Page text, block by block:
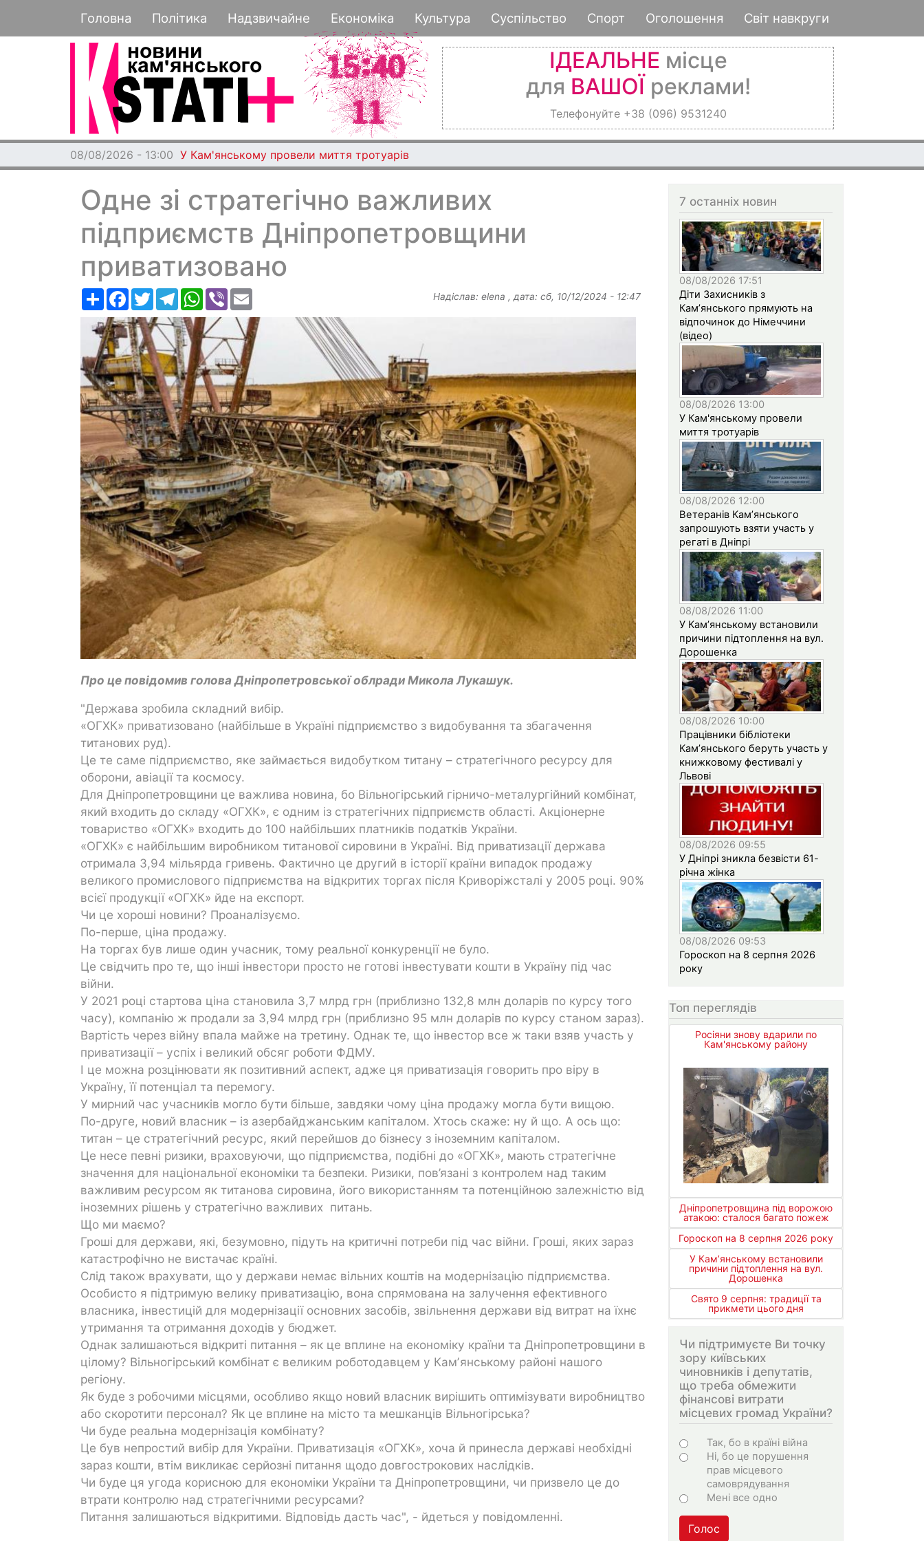
до
основного
Основная навигация
Головна Політика Надзвичайне Економіка Культура Суспільство Спорт Оголошення Світ навкруги
ІДЕАЛЬНЕ місце
для ВАШОЇ реклами!
Телефонуйте +38 (096) 9531240
08/08/2026 - 13:00 У Кам'янському провели миття тротуарів
Одне зі стратегічно важливих
підприємств Дніпропетровщини
приватизовано
РесурсFacebook
TwitterTelegramWhatsApp
Viber Надіслав: elena , дата: сб, 10/12/2024 - 12:47
Про це повідомив голова Дніпропетровської облради Микола Лукашук.
"Держава зробила складний вибір.
«ОГХК» приватизовано (найбільше в Україні підприємство з видобування та збагачення
титанових руд).
Це те саме підприємство, яке займається видобутком титану – стратегічного ресурсу для
оборони, авіації та космосу.
Для Дніпропетровщини це важлива новина, бо Вільногірський гірничо-металургійний комбінат,
який входить до складу «ОГХК», є одним із стратегічних підприємств області. Акціонерне
товариство «ОГХК» входить до 100 найбільших платників податків України.
«ОГХК» є найбільшим виробником титанової сировини в Україні. Від приватизації держава
отримала 3,94 мільярда гривень. Фактично це другий в історії країни випадок продажу
великого промислового підприємства на відкритих торгах після Криворіжсталі у 2005 році. 90%
всієї продукції «ОГХК» йде на експорт.
Чи це хороші новини? Проаналізуємо.
По-перше, ціна продажу.
На торгах був лише один учасник, тому реальної конкуренції не було.
Це свідчить про те, що інші інвестори просто не готові інвестувати кошти в Україну під час
війни.
У 2021 році стартова ціна становила 3,7 млрд грн (приблизно 132,8 млн доларів по курсу того
часу), компанію ж продали за 3,94 млрд грн (приблизно 95 млн доларів по курсу станом зараз).
Вартість через війну впала майже на третину. Однак те, що інвестор все ж таки взяв участь у
приватизації – успіх і великий обсяг роботи ФДМУ.
І це можна розцінювати як позитивний аспект, адже ця приватизація говорить про віру в
Україну, її потенціал та перемогу.
У мирний час учасників могло бути більше, завдяки чому ціна продажу могла бути вищою.
По-друге, новий власник – із азербайджанським капіталом. Хтось скаже: ну й що. А ось що:
титан – це стратегічний ресурс, який перейшов до бізнесу з іноземним капіталом.
Це несе певні ризики, враховуючи, що підприємства, подібні до «ОГХК», мають стратегічне
значення для національної економіки та безпеки. Ризики, пов’язані з контролем над таким
важливим ресурсом як титанова сировина, його використанням та потенційною залежністю від
іноземних рішень у стратегічно важливих питань.
Що ми маємо?
Гроші для держави, які, безумовно, підуть на критичні потреби під час війни. Гроші, яких зараз
катастрофічно не вистачає країні.
Слід також врахувати, що у держави немає вільних коштів на модернізацію підприємства.
Особисто я підтримую велику приватизацію, вона спрямована на залучення ефективного
власника, інвестицій для модернізації основних засобів, звільнення держави від витрат на їхнє
утримання та отримання доходів у бюджет.
Однак залишаються відкриті питання – як це вплине на економіку країни та Дніпропетровщини в
цілому? Вільногірський комбінат є великим роботодавцем у Камʼянському районі нашого
регіону.
Як буде з робочими місцями, особливо якщо новий власник вирішить оптимізувати виробництво
або скоротити персонал? Як це вплине на місто та мешканців Вільногірська?
Чи буде реальна модернізація комбінату?
Це був непростий вибір для України. Приватизація «ОГХК», хоча й принесла державі необхідні
зараз кошти, втім викликає серйозні питання щодо довгострокових наслідків.
Чи буде ця угода корисною для економіки України та Дніпропетровщини, чи призвело це до
втрати контролю над стратегічними ресурсами?
Питання залишаються відкритими. Відповідь дасть час", - йдеться у повідомленні.
7 останніх новин
08/08/2026 17:51
Діти Захисників з
Кам’янського прямують на
відпочинок до Німеччини
(відео)
08/08/2026 13:00
У Кам'янському провели
миття тротуарів
08/08/2026 12:00
Ветеранів Кам’янського
запрошують взяти участь у
регаті в Дніпрі
08/08/2026 11:00
У Кам’янському встановили
причини підтоплення на вул.
Дорошенка
08/08/2026 10:00
Працівники бібліотеки
Кам’янського беруть участь у
книжковому фестивалі у
Львові
08/08/2026 09:55
У Дніпрі зникла безвісти 61-
річна жінка
08/08/2026 09:53
Гороскоп на 8 серпня 2026
року
Топ переглядів
Росіяни знову вдарили по
Кам'янському району
Дніпропетровщина під ворожою
атакою: сталося багато пожеж
Гороскоп на 8 серпня 2026 року
У Кам’янському встановили
причини підтоплення на вул.
Дорошенка
Свято 9 серпня: традиції та
прикмети цього дня
Чи підтримуєте Ви точку
зору київських
чиновників і депутатів,
що треба обмежити
фінансові витрати
місцевих громад України?
Варіанти
Так, бо в країні війна
Ні, бо це порушення
прав місцевого
самоврядування
Мені все одно
Голос